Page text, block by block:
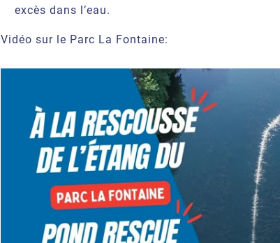
excès dans l’eau.
Vidéo sur le Parc La Fontaine: